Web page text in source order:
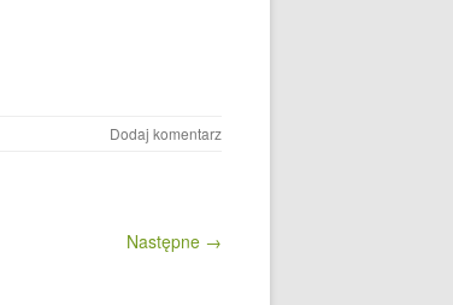
Dodaj komentarz
Następne →